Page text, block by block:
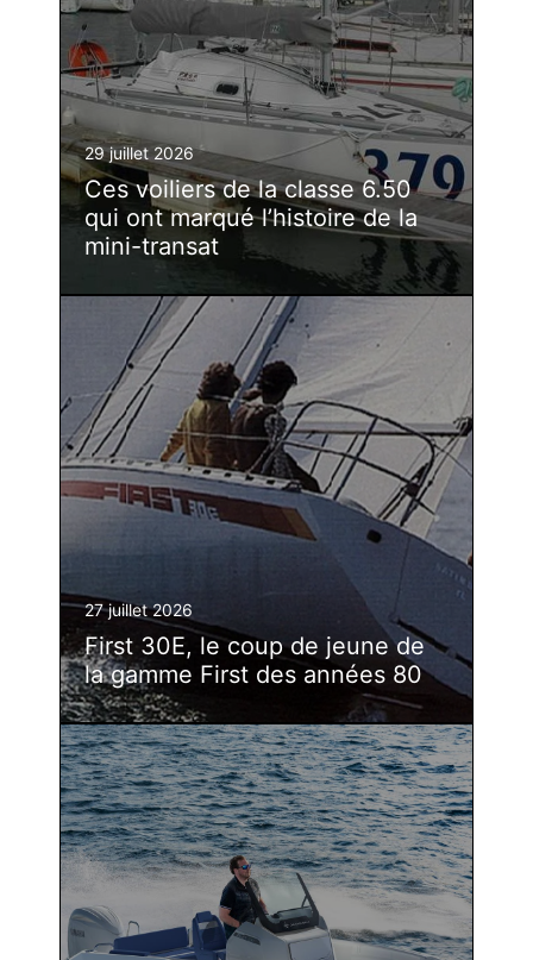
29 juillet 2026
Ces voiliers de la classe 6.50
qui ont marqué l’histoire de la
mini-transat
27 juillet 2026
First 30E, le coup de jeune de
la gamme First des années 80